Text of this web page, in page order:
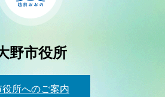
野市役所
役所へのご案内